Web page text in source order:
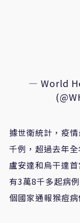
— World
據世衛統計，疫
千例，超過去年
盧安達和烏干達
有3萬8千多起病
個國家通報猴痘病